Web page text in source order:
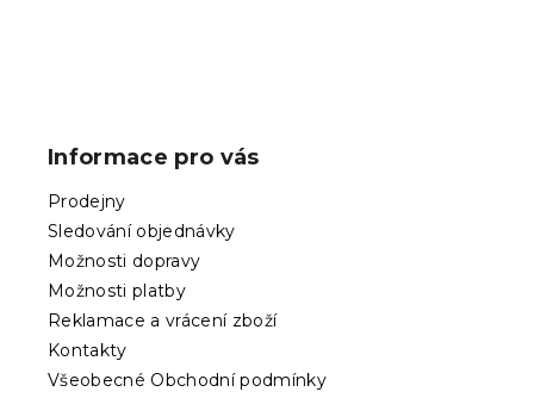
Informace pro vás
Prodejny
Sledování objednávky
Možnosti dopravy
Možnosti platby
Reklamace a vrácení zboží
Kontakty
Všeobecné Obchodní podmínky